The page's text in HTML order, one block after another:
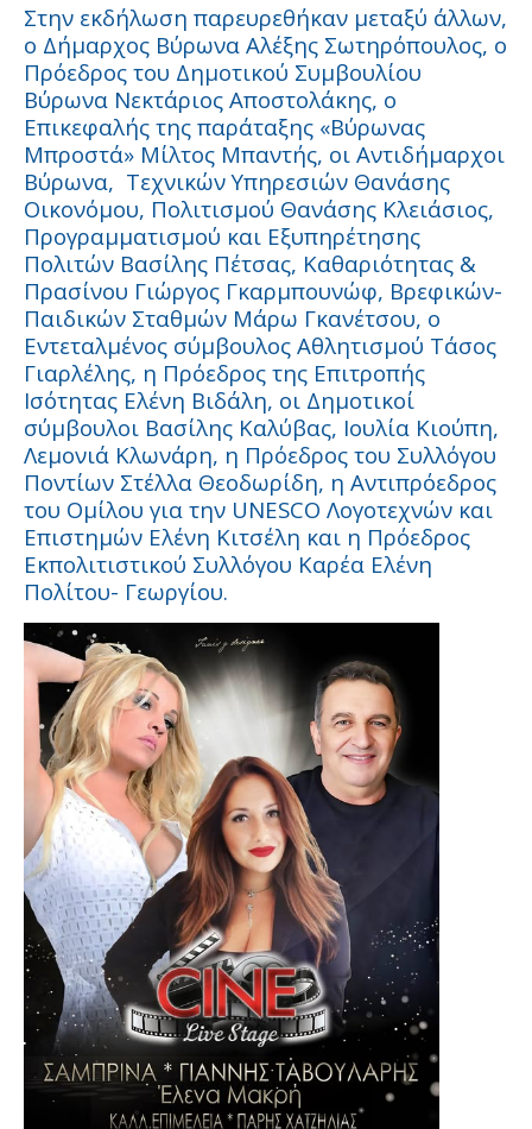
Στην εκδήλωση παρευρεθήκαν μεταξύ άλλων,
ο Δήμαρχος Βύρωνα Αλέξης Σωτηρόπουλος, ο
Πρόεδρος του Δημοτικού Συμβουλίου
Βύρωνα Νεκτάριος Αποστολάκης, ο
Eπικεφαλής της παράταξης «Βύρωνας
Μπροστά» Μίλτος Μπαντής, οι Αντιδήμαρχοι
Βύρωνα, Τεχνικών Υπηρεσιών Θανάσης
Οικονόμου, Πολιτισμού Θανάσης Κλειάσιος,
Προγραμματισμού και Εξυπηρέτησης
Πολιτών Βασίλης Πέτσας, Καθαριότητας &
Πρασίνου Γιώργος Γκαρμπουνώφ, Βρεφικών-
Παιδικών Σταθμών Μάρω Γκανέτσου, ο
Εντεταλμένος σύμβουλος Αθλητισμού Τάσος
Γιαρλέλης, η Πρόεδρος της Επιτροπής
Ισότητας Ελένη Βιδάλη, οι Δημοτικοί
σύμβουλοι Βασίλης Καλύβας, Ιουλία Κιούπη,
Λεμονιά Κλωνάρη, η Πρόεδρος του Συλλόγου
Ποντίων Στέλλα Θεοδωρίδη, η Αντιπρόεδρος
του Ομίλου για την UNESCO Λογοτεχνών και
Επιστημών Ελένη Κιτσέλη και η Πρόεδρος
Εκπολιτιστικού Συλλόγου Καρέα Ελένη
Πολίτου- Γεωργίου.